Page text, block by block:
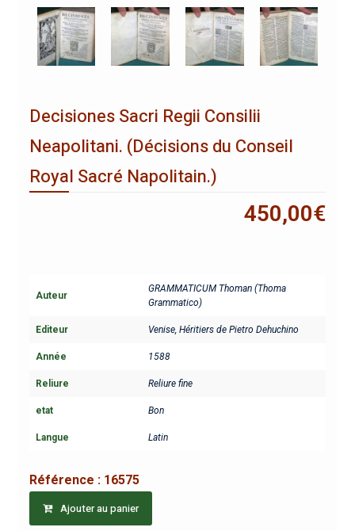
Decisiones Sacri Regii Consilii
Neapolitani. (Décisions du Conseil
Royal Sacré Napolitain.)
450,00€
Auteur
GRAMMATICUM Thoman (Thoma
Grammatico)
Editeur Venise, Héritiers de Pietro Dehuchino
Année 1588
Reliure Reliure fine
etat Bon
Langue Latin
Référence : 16575
Ajouter au panier